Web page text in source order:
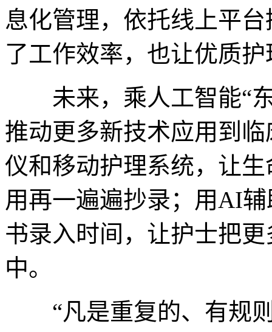
息化管理，依托线上平
了工作效率，也让优质
未来，乘人工智能“东
推动更多新技术应用到
仪和移动护理系统，让
用再一遍遍抄录；用AI
书录入时间，让护士把
中。
“凡是重复的、有规则